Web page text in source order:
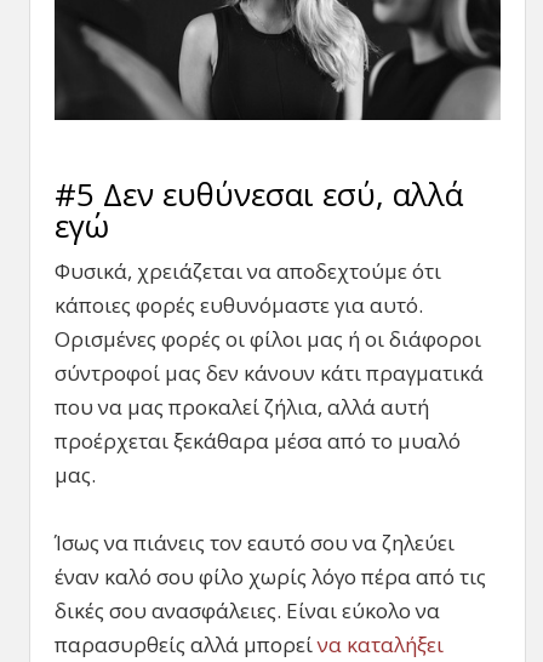
#5 Δεν ευθύνεσαι εσύ, αλλά
εγώ
Φυσικά, χρειάζεται να αποδεχτούμε ότι
κάποιες φορές ευθυνόμαστε για αυτό.
Ορισμένες φορές οι φίλοι μας ή οι διάφοροι
σύντροφοί μας δεν κάνουν κάτι πραγματικά
που να μας προκαλεί ζήλια, αλλά αυτή
προέρχεται ξεκάθαρα μέσα από το μυαλό
μας.
Ίσως να πιάνεις τον εαυτό σου να ζηλεύει
έναν καλό σου φίλο χωρίς λόγο πέρα από τις
δικές σου ανασφάλειες. Είναι εύκολο να
παρασυρθείς αλλά μπορείνα καταλήξει